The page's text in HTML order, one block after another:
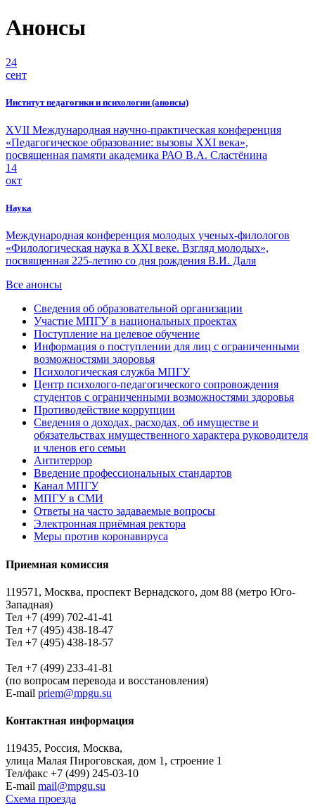
Анонсы
24
сент
Институт педагогики и психологии (анонсы)
XVII Международная научно-практическая конференция
«Педагогическое образование: вызовы XXI века»,
посвященная памяти академика РАО В.А. Сластёнина
14
окт
Наука
Международная конференция молодых ученых-филологов
«Филологическая наука в ХХI веке. Взгляд молодых»,
посвященная 225-летию со дня рождения В.И. Даля
Все анонсы
Сведения об образовательной организации
Участие МПГУ в национальных проектах
Поступление на целевое обучение
Информация о поступлении для лиц с ограниченными
возможностями здоровья
Психологическая служба МПГУ
Центр психолого-педагогического сопровождения
студентов с ограниченными возможностями здоровья
Противодействие коррупции
Сведения о доходах, расходах, об имуществе и
обязательствах имущественного характера руководителя
и членов его семьи
Антитеррор
Введение профессиональных стандартов
Канал МПГУ
МПГУ в СМИ
Ответы на часто задаваемые вопросы
Электронная приёмная ректора
Меры против коронавируса
Приемная комиссия
119571, Москва, проспект Вернадского, дом 88 (метро Юго-
Западная)
Тел +7 (499) 702-41-41
Тел +7 (495) 438-18-47
Тел +7 (495) 438-18-57
Тел +7 (499) 233-41-81
(по вопросам перевода и восстановления)
E-mail priem@mpgu.su
Контактная информация
119435, Россия, Москва,
улица Малая Пироговская, дом 1, строение 1
Тел/факс +7 (499) 245-03-10
E-mail mail@mpgu.su
Схема проезда